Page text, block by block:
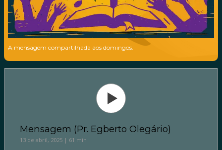
A mensagem compartilhada aos domingos.
Mensagem (Pr. Egberto Olegário)
13 de abril, 2025 | 61 min